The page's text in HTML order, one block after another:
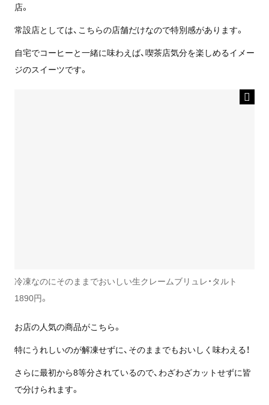
店。
常設店としては、こちらの店舗だけなので特別感があります。
自宅でコーヒーと一緒に味わえば、喫茶店気分を楽しめるイメー
ジのスイーツです。
冷凍なのにそのままでおいしい生クレームブリュレ・タルト
1890円。
お店の人気の商品がこちら。
特にうれしいのが解凍せずに、そのままでもおいしく味わえる！
さらに最初から8等分されているので、わざわざカットせずに皆
で分けられます。